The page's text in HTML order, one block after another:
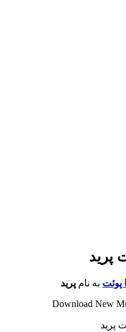
پرید
پوئت به نام پرید
Download New